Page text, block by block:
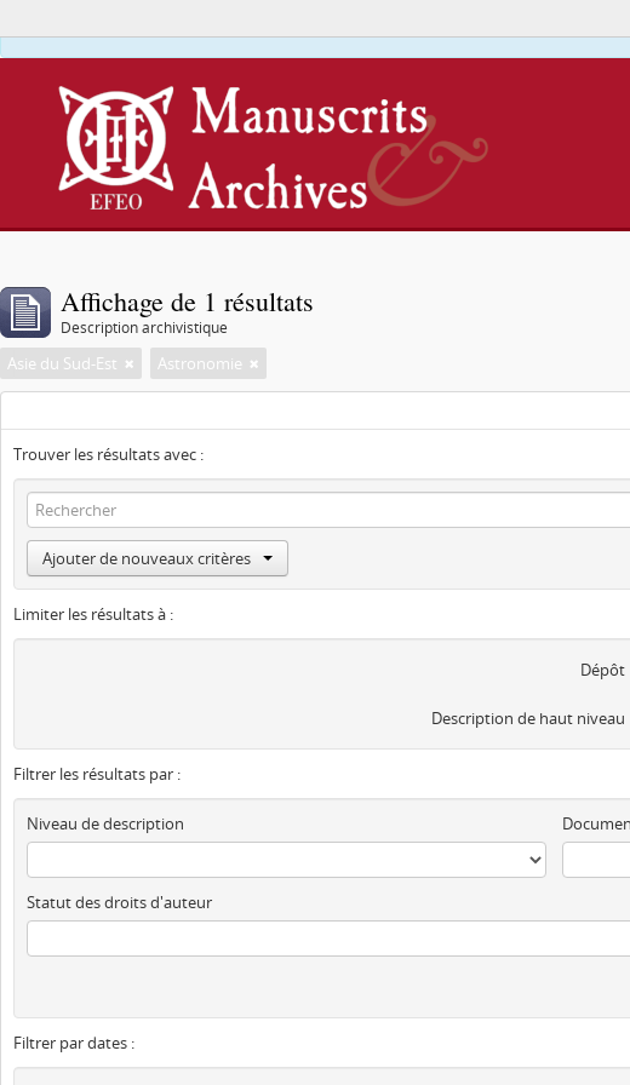
Affichage de 1 résultats
Description archivistique
Asie du Sud-Est Astronomie
Trouver les résultats avec :
Ajouter de nouveaux critères
Limiter les résultats à :
Dépôt
Description de haut niveau
Filtrer les résultats par :
Niveau de description
Statut des droits d'auteur
Filtrer par dates :